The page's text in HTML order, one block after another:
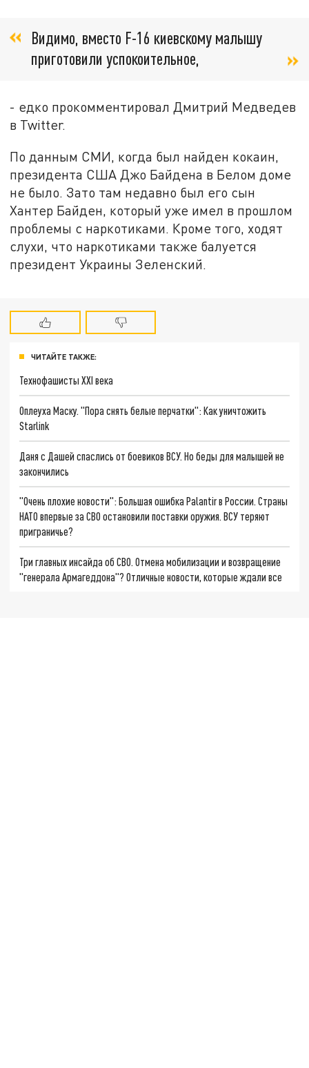
Видимо, вместо F-16 киевскому малышу
приготовили успокоительное,
- едко прокомментировал Дмитрий Медведев
в Twitter.
По данным СМИ, когда был найден кокаин,
президента США Джо Байдена в Белом доме
не было. Зато там недавно был его сын
Хантер Байден, который уже имел в прошлом
проблемы с наркотиками. Кроме того, ходят
слухи, что наркотиками также балуется
президент Украины Зеленский.
ЧИТАЙТЕ ТАКЖЕ:
Технофашисты XXI века
Оплеуха Маску. "Пора снять белые перчатки": Как уничтожить
Starlink
Даня с Дашей спаслись от боевиков ВСУ. Но беды для малышей не
закончились
"Очень плохие новости": Большая ошибка Palantir в России. Страны
НАТО впервые за СВО остановили поставки оружия. ВСУ теряют
приграничье?
Три главных инсайда об СВО. Отмена мобилизации и возвращение
"генерала Армагеддона"? Отличные новости, которые ждали все